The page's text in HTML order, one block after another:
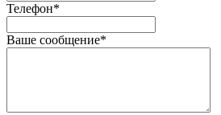
Телефон*
Ваше сообщение*